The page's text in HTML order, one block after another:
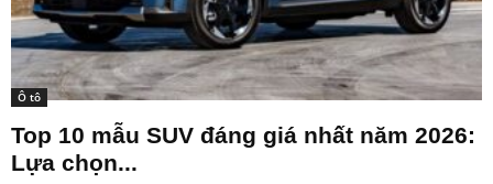
Ô tô
Top 10 mẫu SUV đáng giá nhất năm 2026:
Lựa chọn...